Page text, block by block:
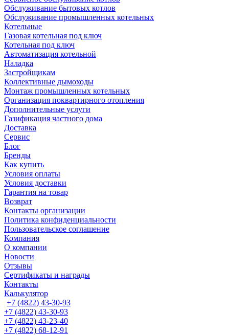
Обслуживание бытовых котлов
Обслуживание промышленных котельных
Котельные
Газовая котельная под ключ
Котельная под ключ
Автоматизация котельной
Наладка
Застройщикам
Коллективные дымоходы
Монтаж промышленных котельных
Организация поквартирного отопления
Дополнительные услуги
Газификация частного дома
Доставка
Сервис
Блог
Бренды
Как купить
Условия оплаты
Условия доставки
Гарантия на товар
Возврат
Контакты организации
Политика конфиденциальности
Пользовательское соглашение
Компания
О компании
Новости
Отзывы
Сертификаты и награды
Контакты
Калькулятор
+7 (4822) 43-30-93
+7 (4822) 43-30-93
+7 (4822) 43-23-40
+7 (4822) 68-12-91